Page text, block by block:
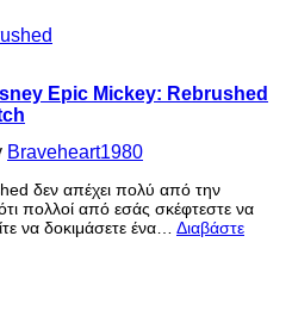
Epic Mickey: Rebrushed
Braveheart1980
δεν απέχει πολύ από την
πολλοί από εσάς σκέφτεστε να
να δοκιμάσετε ένα… Διαβάστε